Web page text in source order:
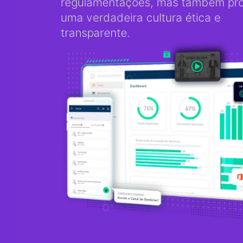
uma verdadeira cultura ética e
transparente.